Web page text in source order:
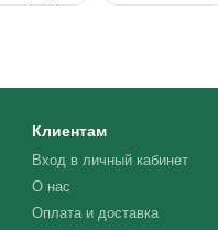
Клиентам
Вход в личный кабинет
О нас
Оплата и доставка